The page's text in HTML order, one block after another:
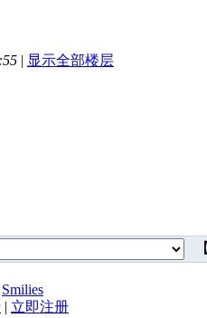
| 显示全部楼层
Smilies
| 立即注册